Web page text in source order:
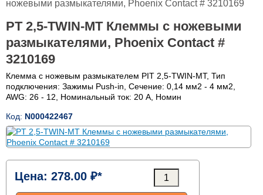
ножевыми размыкателями, Phoenix Contact # 3210169
PT 2,5-TWIN-MT Клеммы с ножевыми
размыкателями, Phoenix Contact #
3210169
Клемма с ножевым размыкателем PIT 2,5-TWIN-MT, Тип
подключения: Зажимы Push-in, Сечение: 0,14 мм2 - 4 мм2,
AWG: 26 - 12, Номинальный ток: 20 А, Номин
Код: N000422467
Цена: 278.00 ₽*